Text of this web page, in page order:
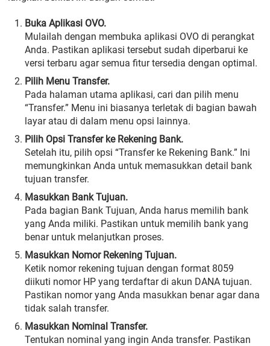
Buka Aplikasi OVO.
Mulailah dengan membuka aplikasi OVO di perangkat
Anda. Pastikan aplikasi tersebut sudah diperbarui ke
versi terbaru agar semua fitur tersedia dengan optimal.
Pilih Menu Transfer.
Pada halaman utama aplikasi, cari dan pilih menu
“Transfer.” Menu ini biasanya terletak di bagian bawah
layar atau di dalam menu opsi lainnya.
Pilih Opsi Transfer ke Rekening Bank.
Setelah itu, pilih opsi “Transfer ke Rekening Bank.” Ini
memungkinkan Anda untuk memasukkan detail bank
tujuan transfer.
Masukkan Bank Tujuan.
Pada bagian Bank Tujuan, Anda harus memilih bank
yang Anda miliki. Pastikan untuk memilih bank yang
benar untuk melanjutkan proses.
Masukkan Nomor Rekening Tujuan.
Ketik nomor rekening tujuan dengan format 8059
diikuti nomor HP yang terdaftar di akun DANA tujuan.
Pastikan nomor yang Anda masukkan benar agar dana
tidak salah transfer.
Masukkan Nominal Transfer.
Tentukan nominal yang ingin Anda transfer. Pastikan